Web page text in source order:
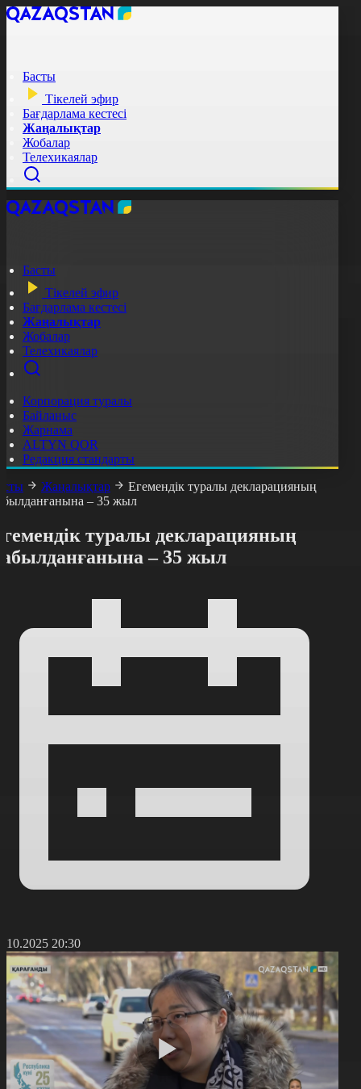
Басты
Тікелей эфир
Бағдарлама кестесі
Жаңалықтар
Жобалар
Телехикаялар
Басты
Тікелей эфир
Бағдарлама кестесі
Жаңалықтар
Жобалар
Телехикаялар
Корпорация туралы
Байланыс
Жарнама
ALTYN QOR
Редакция стандарты
Жаңалықтар
Егемендік туралы декларацияның
– 35 жыл
туралы декларацияның
– 35 жыл
20:30